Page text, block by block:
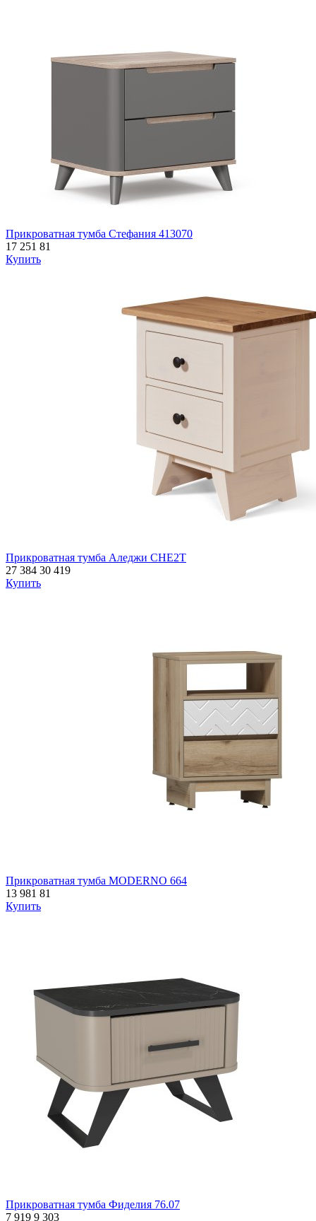
Прикроватная тумба Стефания 413070
17 251 81
Купить
Прикроватная тумба Аледжи CHE2T
27 384 30 419
Купить
Прикроватная тумба MODERNO 664
13 981 81
Купить
Прикроватная тумба Фиделия 76.07
7 919 9 303